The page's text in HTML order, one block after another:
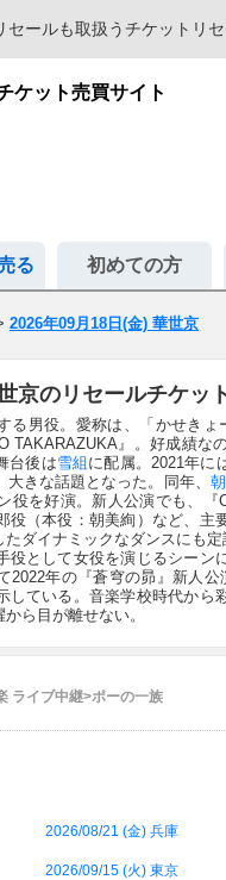
ールも取扱うチケットリ
ケット売買サイト
る 初めての方
2026年09月18日(金) 華世京
京のリセールチケッ
る男役。愛称は、「かせき
TAKARAZUKA』。好成績な
台後は雪組 に配属。2021年に
きな話題となった。同年、
役を好演。新人公演でも、
役（本役：朝美絢）など、主
ダイナミックなダンスにも
役として女役を演じるシーン
2022年の『蒼穹の昴』新人
している。音楽学校時代から
ら目が離せない。
ライブ中継>ポーの一族
2026/08/21 (金) 兵庫
2026/09/15 (火) 東京